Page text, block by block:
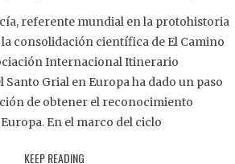
2
referente mundial en la protohistoria
la consolidación científica de El Camino
Internacional Itinerario
Santo Grial en Europa ha dado un paso
de obtener el reconocimiento
En el marco del ciclo
KEEP READING